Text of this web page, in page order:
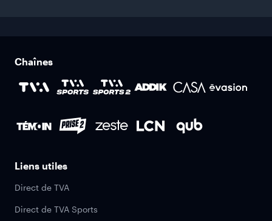
Chaînes
Liens utiles
Direct de TVA
Direct de TVA Sports